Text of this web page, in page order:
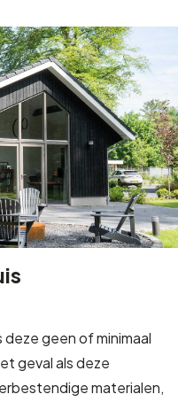
deze geen of minimaal
geval als deze
materialen,